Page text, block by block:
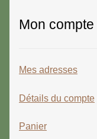
Mon compte
Mes adresses
Détails du compte
Panier